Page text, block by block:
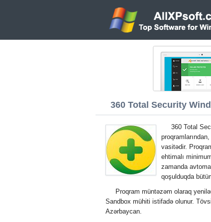
360 Total Security
360 Total
vasitədir.
ehtimalı
zamanda
qoşulduqda
Proqram müntəzəm olaraq
Sandbox mühiti istifadə olunur.
Azərbaycan.